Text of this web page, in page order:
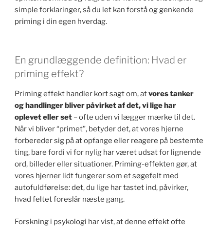
simple forklaringer, så du let kan forstå og genkende
priming i din egen hverdag.
En grundlæggende definition: Hvad er
priming effekt?
Priming effekt handler kort sagt om, atvores tanker
og handlinger bliver påvirket af det, vi lige har
oplevet eller set – ofte uden vi lægger mærke til det.
Når vi bliver “primet”, betyder det, at vores hjerne
forbereder sig på at opfange eller reagere på bestemte
ting, bare fordi vi for nylig har været udsat for lignende
ord, billeder eller situationer. Priming-effekten gør, at
vores hjerner lidt fungerer som et søgefelt med
autofuldførelse: det, du lige har tastet ind, påvirker,
hvad feltet foreslår næste gang.
Forskning i psykologi har vist, at denne effekt ofte